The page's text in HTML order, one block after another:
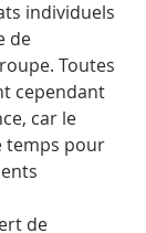
individuels
de
Toutes
cependant
car le
temps pour
de